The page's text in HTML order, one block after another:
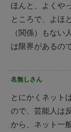
ほんと、よくや
ところで、よほ
（関係）もない
は限界があるの
名無しさん
とにかくネット
ので、芸能人は
から、ネット一